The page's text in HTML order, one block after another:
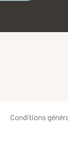
Conditions